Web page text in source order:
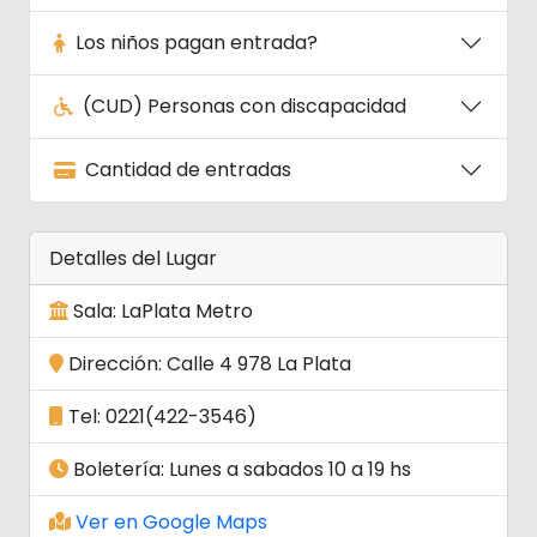
Los niños pagan entrada?
(CUD) Personas con discapacidad
Cantidad de entradas
Detalles del Lugar
Sala: LaPlata Metro
Dirección: Calle 4 978 La Plata
Tel: 0221(422-3546)
Boletería: Lunes a sabados 10 a 19 hs
Ver en Google Maps